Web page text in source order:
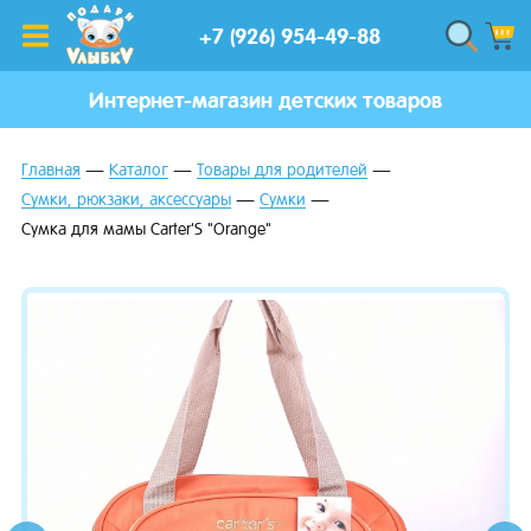
+7 (926) 954-49-88
Интернет-магазин детских товаров
Главная Каталог
Товары для родителей
Сумки, рюкзаки, аксессуары
Сумки
Сумка для мамы Carter'S "Orange"